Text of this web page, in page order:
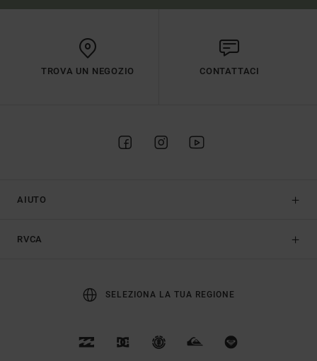
TROVA UN NEGOZIO CONTATTACI
AIUTO
RVCA
SELEZIONA LA TUA REGIONE